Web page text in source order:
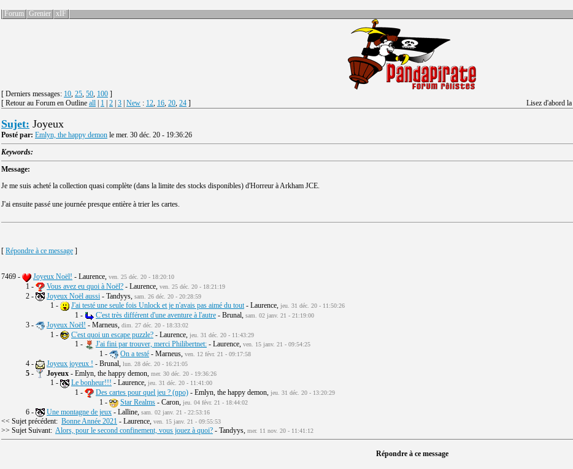
Forum Grenier xIF
[ Derniers messages: 10, 25, 50, 100 ]
[ Retour au Forum en Outline all 1 2 3 New : 12, 16, 20, 24 ]
Lisez d'abord la
Sujet: Joyeux
Posté par: Emlyn, the happy demon le mer. 30 déc. 20 - 19:36:26
Keywords:
Message:
Je me suis acheté la collection quasi complète (dans la limite des stocks disponibles) d'Horreur à Arkham JCE.
J'ai ensuite passé une journée presque entière à trier les cartes.
[ Répondre à ce message ]
7469 - Joyeux Noël! - Laurence, ven. 25 déc. 20 - 18:20:10
1 - Vous avez eu quoi à Noël? - Laurence, ven. 25 déc. 20 - 18:21:19
2 - Joyeux Noël aussi - Tandyys, sam. 26 déc. 20 - 20:28:59
1 - J'ai testé une seule fois Unlock et je n'avais pas aimé du tout- Laurence, jeu. 31 déc. 20 - 11:50:26
1 - C'est très différent d'une aventure à l'autre - Brunal, sam. 02 janv. 21 - 21:19:00
3 - Joyeux Noël! - Marneus, dim. 27 déc. 20 - 18:33:02
1 - C'est quoi un escape puzzle? - Laurence, jeu. 31 déc. 20 - 11:43:29
1 - J'ai fini par trouver, merci Philibertnet: - Laurence, ven. 15 janv. 21 - 09:54:25
1 - On a testé - Marneus, ven. 12 févr. 21 - 09:17:58
4 - Joyeux joyeux ! - Brunal, lun. 28 déc. 20 - 16:21:05
5 - Joyeux - Emlyn, the happy demon, mer. 30 déc. 20 - 19:36:26
1 - Le bonheur!!! - Laurence, jeu. 31 déc. 20 - 11:41:00
1 - Des cartes pour quel jeu ? (npo) - Emlyn, the happy demon, jeu. 31 déc. 20 - 13:20:29
1 - Star Realms - Caron, jeu. 04 févr. 21 - 18:44:02
6 - Une montagne de jeux - Lalline, sam. 02 janv. 21 - 22:53:16
<< Sujet précédent: Bonne Année 2021 - Laurence, ven. 15 janv. 21 - 09:55:53
>> Sujet Suivant: Alors, pour le second confinement, vous jouez à quoi? - Tandyys, mer. 11 nov. 20 - 11:41:12
Répondre à ce message